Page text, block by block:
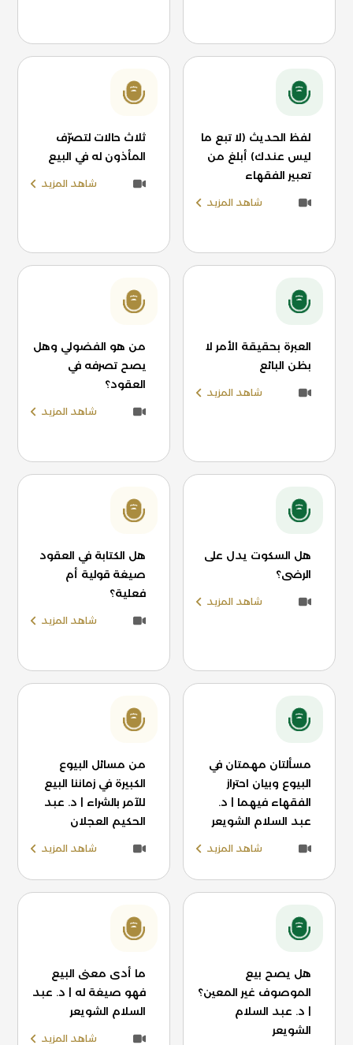
لفظ الحديث (لا تبع ما
ليس عندك) أبلغ من
تعبير الفقهاء
شاهد المزيد
ثلاث حالات لتصرّف
المأذون له في البيع
شاهد المزيد
العبرة بحقيقة الأمر لا
بظن البائع
شاهد المزيد
من هو الفضولي وهل
يصح تصرفه في
العقود؟
شاهد المزيد
هل السكوت يدل على
الرضى؟
شاهد المزيد
هل الكتابة في العقود
صيغة قولية أم
فعلية؟
شاهد المزيد
مسألتان مهمتان في
البيوع وبيان احتراز
الفقهاء فيهما | د.
عبد السلام الشويعر
شاهد المزيد
من مسائل البيوع
الكبيرة في زماننا البيع
للآمر بالشراء | د. عبد
الحكيم العجلان
شاهد المزيد
هل يصح بيع
الموصوف غير المعين؟
| د. عبد السلام
الشويعر
ما أدى معنى البيع
فهو صيغة له | د. عبد
السلام الشويعر
شاهد المزيد